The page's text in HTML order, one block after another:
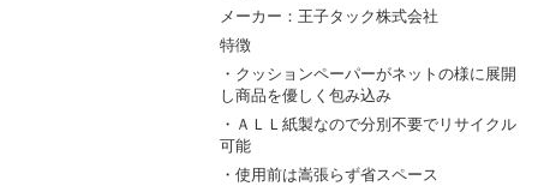
メーカー：王子タック株式会社
特徴
・クッションペーパーがネットの様に展開
し商品を優しく包み込み
・ＡＬＬ紙製なので分別不要でリサイクル
可能
・使用前は嵩張らず省スペース